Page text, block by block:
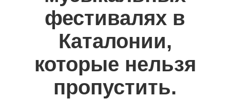
фестивалях в
Каталонии,
которые нельзя
пропустить.